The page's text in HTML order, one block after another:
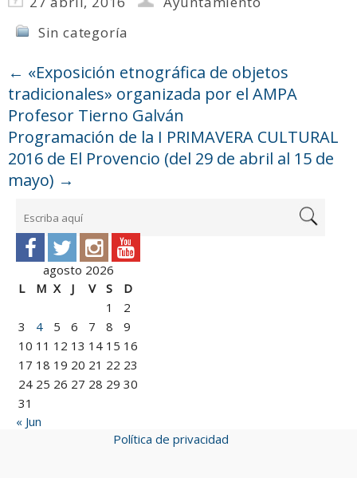
Sin categoría
← «Exposición etnográfica de objetos
tradicionales» organizada por el AMPA
Profesor Tierno Galván
Programación de la I PRIMAVERA CULTURAL
2016 de El Provencio (del 29 de abril al 15 de
mayo) →
agosto 2026
L
M X J V S
D
1
2
3
4 5 6 7 8
9
10 11 12 13 14 15 16
17 18 19 20 21 22 23
24 25 26 27 28 29 30
31
« Jun
Política de privacidad